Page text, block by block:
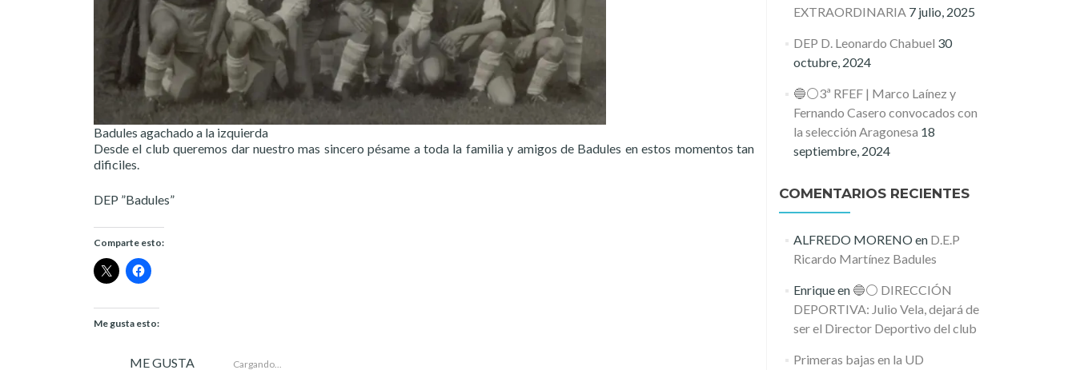
Badules agachado a la izquierda
Desde el club queremos dar nuestro mas sincero pésame a toda la familia y amigos de Badules en estos momentos tan
dificiles.
DEP ”Badules”
Comparte esto:
Me gusta esto:
ME GUSTA Cargando...
EXTRAORDINARIA 7 julio, 2025
DEP D. Leonardo Chabuel 30
octubre, 2024
🔵⚪️3ª RFEF | Marco Laínez y
Fernando Casero convocados con
la selección Aragonesa 18
septiembre, 2024
COMENTARIOS RECIENTES
ALFREDO MORENOen D.E.P
Ricardo Martínez Badules
Enriqueen 🔵⚪️ DIRECCIÓN
DEPORTIVA: Julio Vela, dejará de
ser el Director Deportivo del club
Primeras bajas en la UD